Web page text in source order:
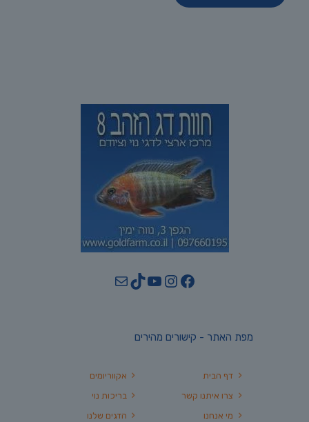
Facebook
Instagram
YouTube
TikTok
Mail
מפת האתר - קישורים מהירים
אקווריומים
בריכות נוי
הדגים שלנו
דף הבית
צרו איתנו קשר
מי אנחנו